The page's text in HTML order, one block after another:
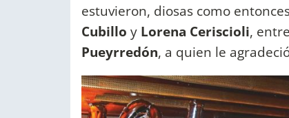
estuvieron, diosas como
Cubillo y Lorena Ceriscioli,
Pueyrredón, a quien le